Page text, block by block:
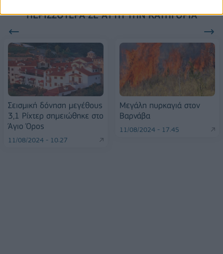
ΠΕΡΙΣΣΌΤΕΡΑ ΣΕ ΑΥΤΉ ΤΗΝ ΚΑΤΗΓΟΡΊΑ
Σεισμική δόνηση μεγέθους
3,1 Ρίχτερ σημειώθηκε στο
Άγιο Όρος
11/08/2024 - 10:27
Μεγάλη πυρκαγιά στον
Βαρνάβα
11/08/2024 - 17:45